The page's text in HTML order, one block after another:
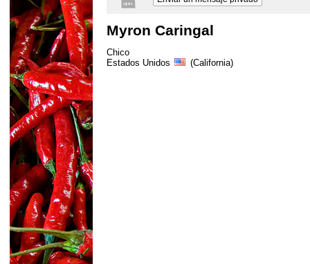
Myron Caringal
Chico
Estados Unidos
(California)